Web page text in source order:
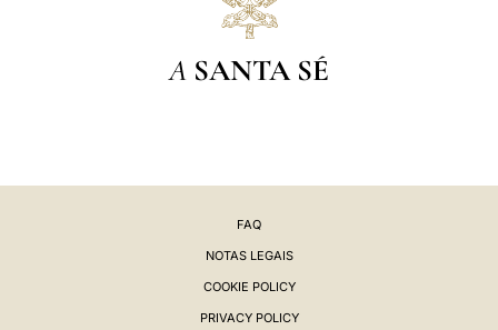
A SANTA SÉ
FAQ
NOTAS LEGAIS
COOKIE POLICY
PRIVACY POLICY